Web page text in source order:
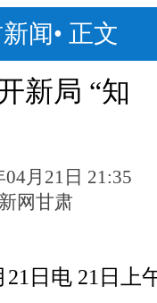
闻• 正文
新局 “知
04月21日 21:35
网甘肃
日电 21日上